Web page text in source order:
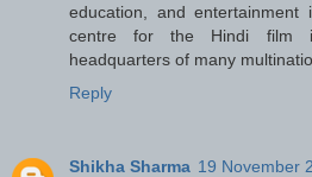
education, and
centre for the Hindi film
headquarters of many
Reply
Shikha Sharma 19 November